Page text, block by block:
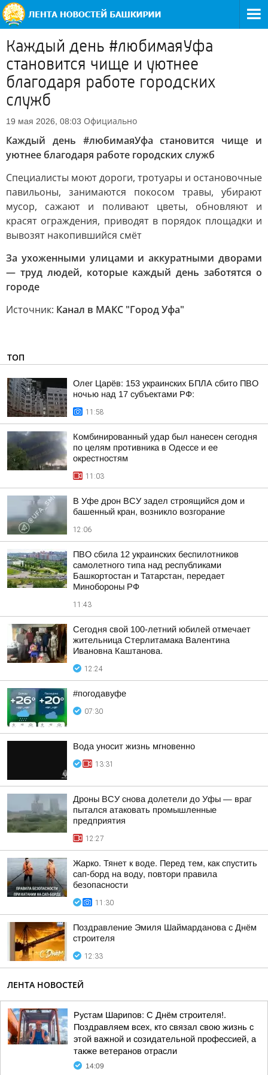
Каждый день #любимаяУфа
становится чище и уютнее
благодаря работе городских
служб
19 мая 2026, 08:03 Официально
Каждый день #любимаяУфа становится чище и
уютнее благодаря работе городских служб
Специалисты моют дороги, тротуары и остановочные
павильоны, занимаются покосом травы, убирают
мусор, сажают и поливают цветы, обновляют и
красят ограждения, приводят в порядок площадки и
вывозят накопившийся смёт
За ухоженными улицами и аккуратными дворами
— труд людей, которые каждый день заботятся о
городе
Источник: Канал в МАКС "Город Уфа"
ТОП
Олег Царёв: 153 украинских БПЛА сбито ПВО
ночью над 17 субъектами РФ:
11:58
Комбинированный удар был нанесен сегодня
по целям противника в Одессе и ее
окрестностям
11:03
В Уфе дрон ВСУ задел строящийся дом и
башенный кран, возникло возгорание
12:06
ПВО сбила 12 украинских беспилотников
самолетного типа над республиками
Башкортостан и Татарстан, передает
Минобороны РФ
11:43
Сегодня свой 100-летний юбилей отмечает
жительница Стерлитамака Валентина
Ивановна Каштанова.
12:24
#погодавуфе
07:30
Вода уносит жизнь мгновенно
13:31
Дроны ВСУ снова долетели до Уфы — враг
пытался атаковать промышленные
предприятия
12:27
Жарко. Тянет к воде. Перед тем, как спустить
сап-борд на воду, повтори правила
безопасности
11:30
Поздравление Эмиля Шаймарданова с Днём
строителя
12:33
ЛЕНТА НОВОСТЕЙ
Рустам Шарипов: С Днём строителя!.
Поздравляем всех, кто связал свою жизнь с
этой важной и созидательной профессией, а
также ветеранов отрасли
14:09